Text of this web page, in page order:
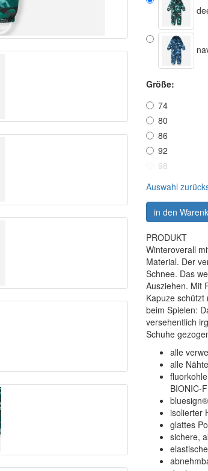
Größe:
74
80
86
92
98
Auswahl
in den
PRODUKT
Winteroverall
Material. Der
Schnee. Das
Ausziehen. Mit
Kapuze
beim Spielen:
versehentlich
Schuhe
alle
alle
BIONIC-
isolierter
glattes
sichere,